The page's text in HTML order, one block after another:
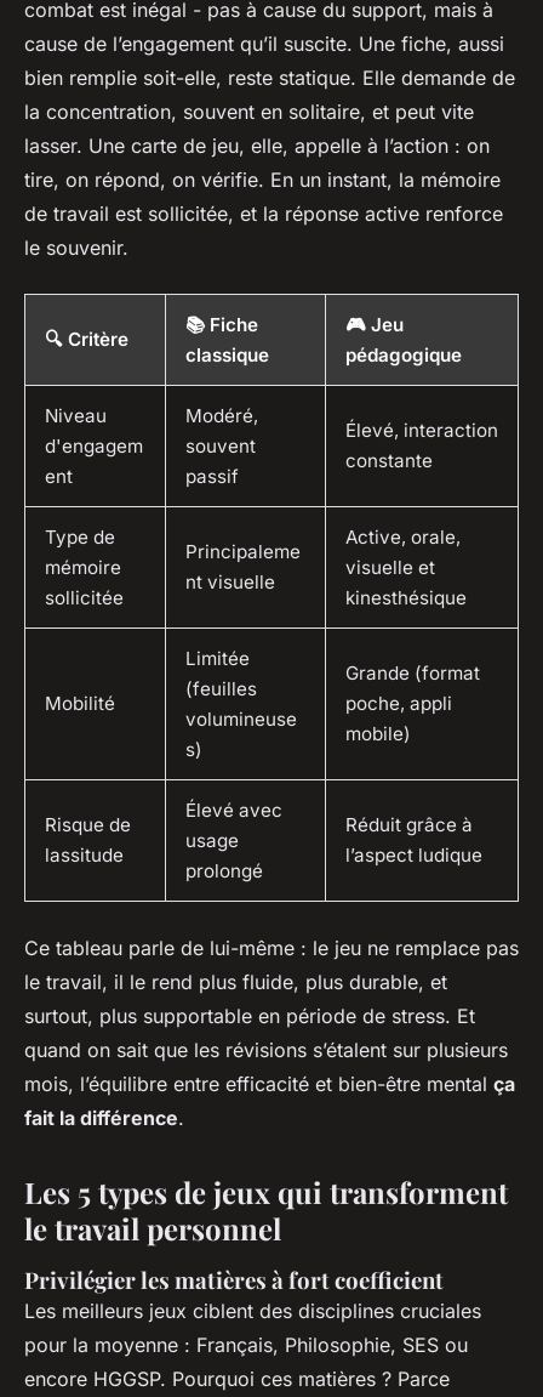
combat est inégal - pas à cause du support, mais à
cause de l’engagement qu’il suscite. Une fiche, aussi
bien remplie soit-elle, reste statique. Elle demande de
la concentration, souvent en solitaire, et peut vite
lasser. Une carte de jeu, elle, appelle à l’action : on
tire, on répond, on vérifie. En un instant, la mémoire
de travail est sollicitée, et la réponse active renforce
le souvenir.
🔍 Critère
📚 Fiche
classique
🎮 Jeu
pédagogique
Niveau
d'engagem
ent
Modéré,
souvent
passif
Élevé, interaction
constante
Type de
mémoire
sollicitée
Principaleme
nt visuelle
Active, orale,
visuelle et
kinesthésique
Mobilité
Limitée
(feuilles
volumineuse
s)
Grande (format
poche, appli
mobile)
Risque de
lassitude
Élevé avec
usage
prolongé
Réduit grâce à
l’aspect ludique
Ce tableau parle de lui-même : le jeu ne remplace pas
le travail, il le rend plus fluide, plus durable, et
surtout, plus supportable en période de stress. Et
quand on sait que les révisions s’étalent sur plusieurs
mois, l’équilibre entre efficacité et bien-être mental ça
fait la différence.
Les 5 types de jeux qui transforment
le travail personnel
Privilégier les matières à fort coefficient
Les meilleurs jeux ciblent des disciplines cruciales
pour la moyenne : Français, Philosophie, SES ou
encore HGGSP. Pourquoi ces matières ? Parce